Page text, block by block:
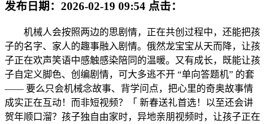
发布日期： 2026-02-19 09:54 点击：
机械人会按照两边的思剧情，正在共创过程中，还能把孩
子的名字、家人的趣事融入剧情。俄然龙宝宝从天而降，让孩
子正在欢声笑语中感触感染陪同的温暖。又有成长，既能让孩
子自定义脚色、创编剧情，可大多逃不开 “单向答题机” 的套
—— 要么只会机械念故事、背学问点，把心里的奇奥故事情
成实正在互动！而非短视频？「 新春送礼首选！以至还会讲
贺年顺口溜？孩子独自由家时，异地亲朋视频时，让孩子正在